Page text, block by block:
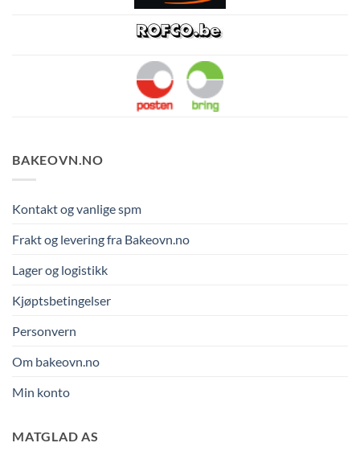
BAKEOVN.NO
Kontakt og vanlige spm
Frakt og levering fra Bakeovn.no
Lager og logistikk
Kjøptsbetingelser
Personvern
Om bakeovn.no
Min konto
MATGLAD AS